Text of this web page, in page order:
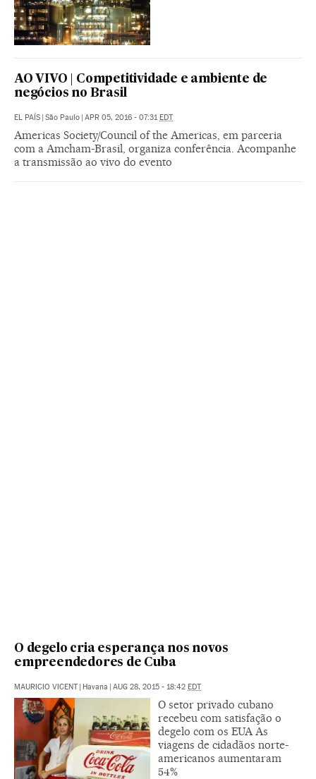
AO VIVO | Competitividade e ambiente de
negócios no Brasil
EL PAÍS | São Paulo | APR 05, 2016 - 07:31EDT
Americas Society/Council of the Americas, em parceria
com a Amcham-Brasil, organiza conferência. Acompanhe
a transmissão ao vivo do evento
O degelo cria esperança nos novos
empreendedores de Cuba
MAURICIO VICENT | Havana | AUG 28, 2015 - 18:42 EDT
O setor privado cubano
recebeu com satisfação o
degelo com os EUA As
viagens de cidadãos norte-
americanos aumentaram
54%